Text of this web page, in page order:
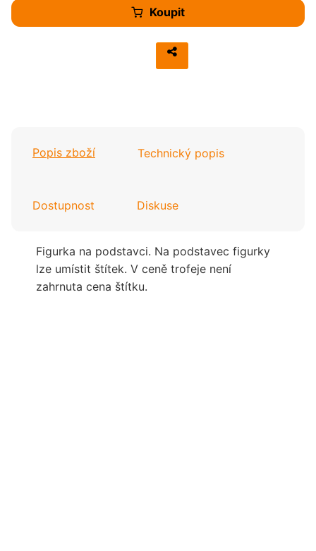
Koupit
Popis zboží Technický popis
Dostupnost Diskuse
Figurka na podstavci. Na podstavec figurky
lze umístit štítek. V ceně trofeje není
zahrnuta cena štítku.